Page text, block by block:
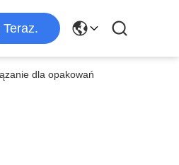
dla opakowań